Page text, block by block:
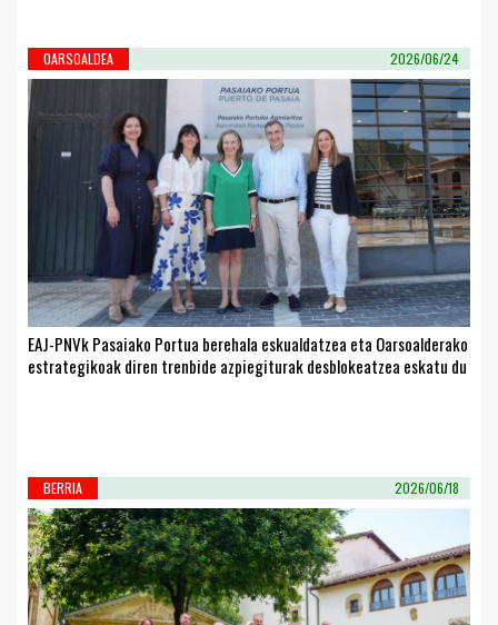
OARSOALDEA 2026/06/24
EAJ-PNVk Pasaiako Portua berehala eskualdatzea eta Oarsoalderako
estrategikoak diren trenbide azpiegiturak desblokeatzea eskatu du
BERRIA 2026/06/18